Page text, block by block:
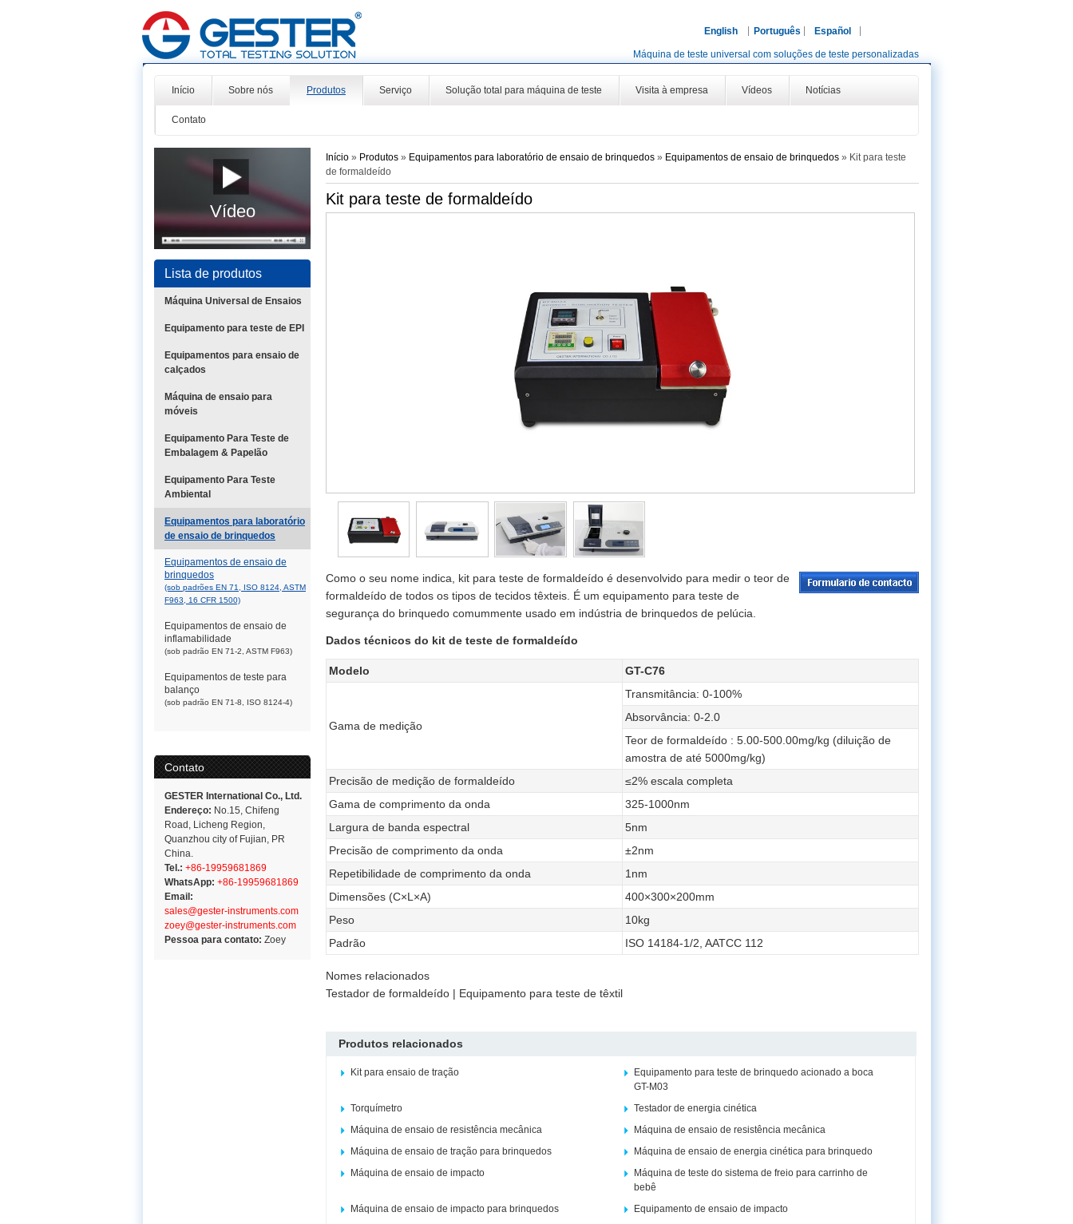
English Português Español
Máquina de teste universal com soluções de teste personalizadas
Início Sobre nós Produtos Serviço Solução total para máquina de teste Visita à empresa Vídeos Notícias
Contato
Vídeo
Lista de produtos
Máquina Universal de Ensaios
Equipamento para teste de EPI
Equipamentos para ensaio de
calçados
Máquina de ensaio para
móveis
Equipamento Para Teste de
Embalagem & Papelão
Equipamento Para Teste
Ambiental
Equipamentos para laboratório
de ensaio de brinquedos
Equipamentos de ensaio de
brinquedos
(sob padrões EN 71, ISO 8124, ASTM
F963, 16 CFR 1500)
Equipamentos de ensaio de
inflamabilidade
(sob padrão EN 71-2, ASTM F963)
Equipamentos de teste para
balanço
(sob padrão EN 71-8, ISO 8124-4)
Contato
GESTER International Co., Ltd.
Endereço: No.15, Chifeng
Road, Licheng Region,
Quanzhou city of Fujian, PR
China.
Tel.: +86-19959681869
WhatsApp: +86-19959681869
Email:
sales@gester-instruments.com
zoey@gester-instruments.com
Pessoa para contato: Zoey
Início » Produtos » Equipamentos para laboratório de ensaio de brinquedos » Equipamentos de ensaio de brinquedos » Kit para teste
de formaldeído
Kit para teste de formaldeído
Como o seu nome indica, kit para teste de formaldeído é desenvolvido para medir o teor de
formaldeído de todos os tipos de tecidos têxteis. É um equipamento para teste de
segurança do brinquedo comummente usado em indústria de brinquedos de pelúcia.
Dados técnicos do kit de teste de formaldeído
Modelo GT-C76
Gama de medição
Transmitância: 0-100%
Absorvância: 0-2.0
Teor de formaldeído : 5.00-500.00mg/kg (diluição de
amostra de até 5000mg/kg)
Precisão de medição de formaldeído
≤2% escala completa
Gama de comprimento da onda
325-1000nm
Largura de banda espectral
5nm
Precisão de comprimento da onda
±2nm
Repetibilidade de comprimento da onda
1nm
Dimensões (C×L×A)
400×300×200mm
Peso
10kg
Padrão
ISO 14184-1/2, AATCC 112
Nomes relacionados
Testador de formaldeído | Equipamento para teste de têxtil
Produtos relacionados
Kit para ensaio de tração
Equipamento para teste de brinquedo acionado a boca
GT-M03
Torquímetro
Testador de energia cinética
Máquina de ensaio de resistência mecânica
Máquina de ensaio de resistência mecânica
Máquina de ensaio de tração para brinquedos
Máquina de ensaio de energia cinética para brinquedo
Máquina de ensaio de impacto
Máquina de teste do sistema de freio para carrinho de
bebê
Máquina de ensaio de impacto para brinquedos
Equipamento de ensaio de impacto